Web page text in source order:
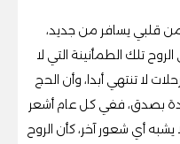
قلبي يسافر من جديد،
تلك الطمأنينة التي لا
لا تنتهي أبدا، وأن الحج
بصدق، ففي كل عام أشعر
أي شعور آخر، كأن الروح